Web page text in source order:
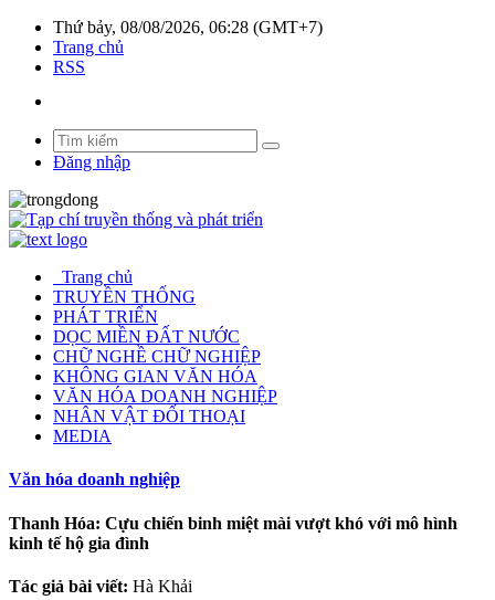
Thứ bảy, 08/08/2026, 06:28 (GMT+7)
Trang chủ
RSS
Đăng nhập
Trang chủ
TRUYỀN THỐNG
PHÁT TRIỂN
DỌC MIỀN ĐẤT NƯỚC
CHỮ NGHỀ CHỮ NGHIỆP
KHÔNG GIAN VĂN HÓA
VĂN HÓA DOANH NGHIỆP
NHÂN VẬT ĐỐI THOẠI
MEDIA
Văn hóa doanh nghiệp
Thanh Hóa: Cựu chiến binh miệt mài vượt khó với mô hình
kinh tế hộ gia đình
Tác giả bài viết: Hà Khải